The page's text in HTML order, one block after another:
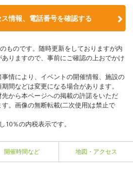
情報、電話番号を確認する
ものです。随時更新をしておりますが内
りますので、事前にご確認の上おでかけ
情により、イベントの開催情報、施設の
間などは変更になる場合があります。
から本ページへの掲載の許諾をいただ
。画像の無断転載(二次使用)は禁止で
％の内税表示です。
開催時間など 地図・アクセス